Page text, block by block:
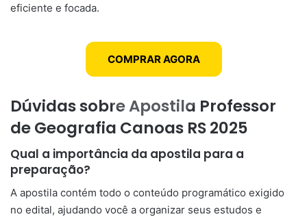
eficiente e focada.
COMPRAR AGORA
Dúvidas sobre Apostila Professor
de Geografia Canoas RS 2025
Qual a importância da apostila para a
preparação?
A apostila contém todo o conteúdo programático exigido
no edital, ajudando você a organizar seus estudos e